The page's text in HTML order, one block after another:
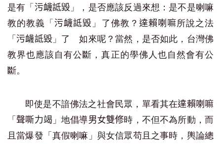
是有「 污衊詆毀 」，是否應該反過來想：是不是喇嘛
教的教義「 污衊詆毀 」了佛教？ 達賴喇嘛所說之法
「 污衊詆毀」了 如來呢？當然，是否如此，台灣佛
教界也應該自有公斷，真正的學佛人也自然會有公
斷。
即使是不諳佛法之社會民眾，單看其在達賴喇嘛
「 聲嘶力竭」地倡導男女雙修時，不但不為所動，而
且當爆發「真假喇嘛」與女信眾苟且之事時，輿論總